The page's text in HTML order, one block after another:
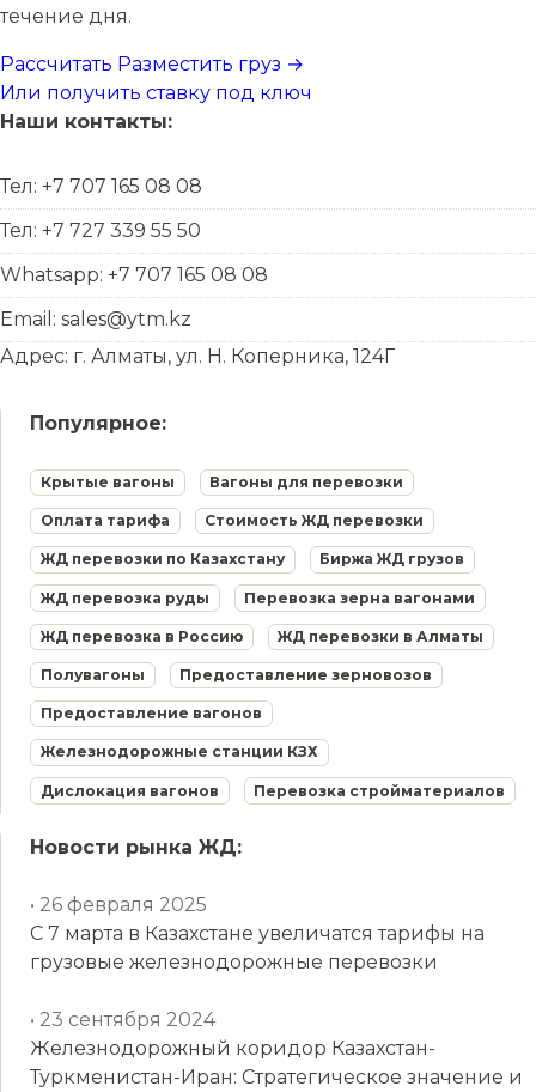
течение дня.
Рассчитать Разместить груз →
Или получить ставку под ключ
Наши контакты:
Тел: +7 707 165 08 08
Тел: +7 727 339 55 50
Whatsapp: +7 707 165 08 08
Email: sales@ytm.kz
Адрес: г. Алматы, ул. Н. Коперника, 124Г
Популярное:
Крытые вагоны Вагоны для перевозки
Оплата тарифа Стоимость ЖД перевозки
ЖД перевозки по Казахстану Биржа ЖД грузов
ЖД перевозка руды Перевозка зерна вагонами
ЖД перевозка в Россию ЖД перевозки в Алматы
Полувагоны Предоставление зерновозов
Предоставление вагонов
Железнодорожные станции КЗХ
Дислокация вагонов Перевозка стройматериалов
Новости рынка ЖД:
• 26 февраля 2025
С 7 марта в Казахстане увеличатся тарифы на
грузовые железнодорожные перевозки
• 23 сентября 2024
Железнодорожный коридор Казахстан-
Туркменистан-Иран: Стратегическое значение и